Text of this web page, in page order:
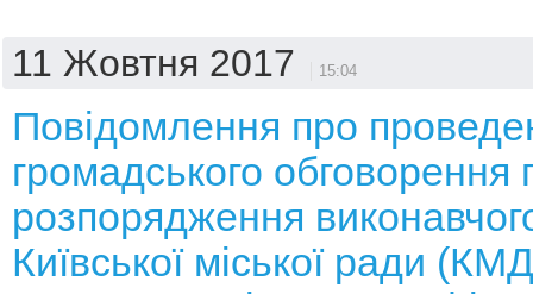
11 Жовтня 2017 15:04
Повідомлення про
громадського обговорення
розпорядження
Київської міської ради